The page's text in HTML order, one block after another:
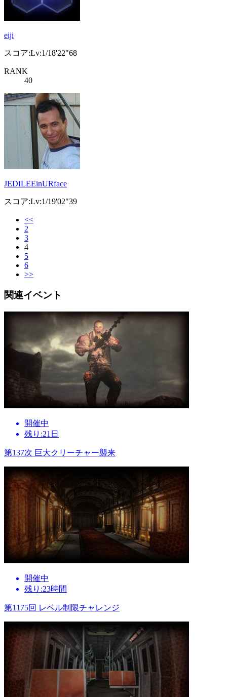
eiji
スコア:Lv:1/18'22"68
RANK
40
JEDILEEinURface
スコア:Lv:1/19'02"39
<<
2
3
4
5
6
>>
関連イベント
開催中
残り:21日
第137次 巨大クリーチャー襲来
開催中
残り:23時間
第1175回 レベル制限チャレンジ